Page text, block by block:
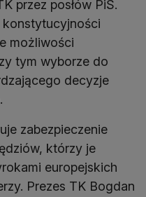
przez posłów PiS.
możliwości
tym wyborze do
decyzje
zabezpieczenie
którzy je
europejskich
Prezes TK Bogdan